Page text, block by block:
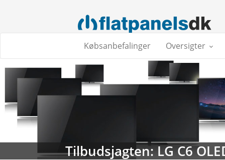
Købsanbefalinger Oversigter
Tilbudsjagten: LG C6